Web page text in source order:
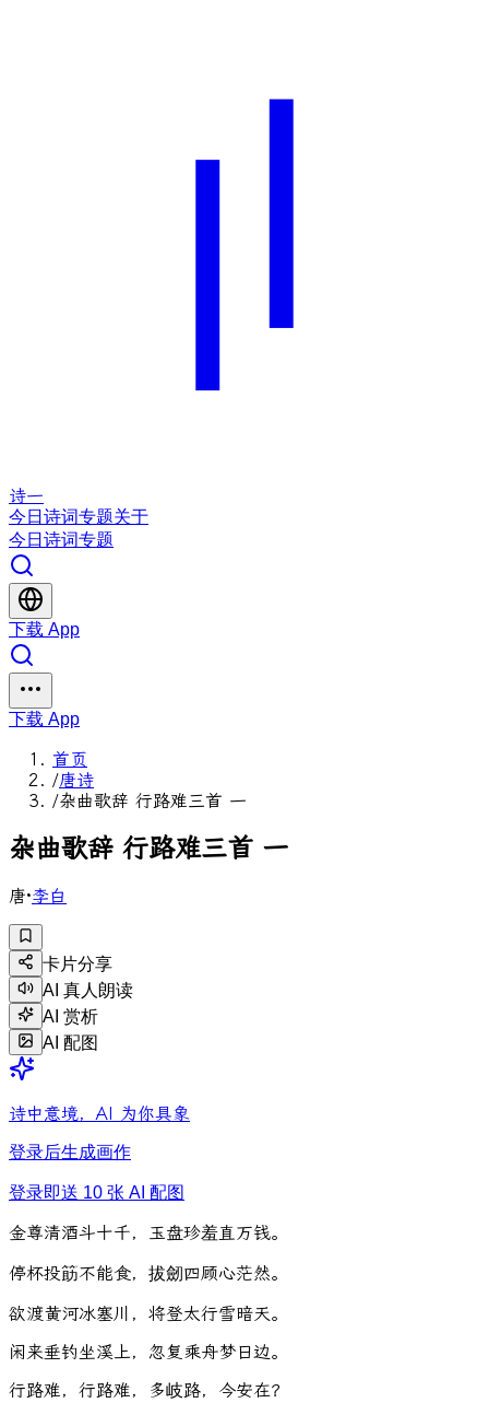
诗一
今日 诗词专题关于
今日 诗词专题
下载 App
下载 App
首页
/唐诗
/杂曲歌辞 行路难三首 一
杂曲歌辞 行路难三首 一
唐·李白
卡片分享
AI 真人朗读
AI 赏析
AI 配图
诗中意境，AI 为你具象
登录后生成画作
登录即送 10 张 AI 配图
金尊清酒斗十千， 玉盘珍羞直万钱。
停杯投筯不能食， 拔劒四顾心茫然。
欲渡黄河冰塞川 ， 将登太行雪暗天。
闲来垂钓坐溪上， 忽复 乘舟梦日边。
行路难， 行路难， 多岐路， 今安在？